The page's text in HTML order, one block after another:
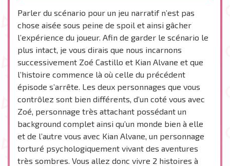
Parler du scénario pour un jeu narratif n’est pas
chose aisée sous peine de spoil et ainsi gâcher
l’expérience du joueur. Afin de garder le scénario le
plus intact, je vous dirais que nous incarnons
successivement Zoé Castillo et Kian Alvane et que
l’histoire commence là où celle du précédent
épisode s’arrête. Les deux personnages que vous
contrôlez sont bien différents, d’un coté vous avec
Zoé, personnage très attachant possédant un
background complet ainsi qu’un monde bien à elle
et de l’autre vous avec Kian Alvane, un personnage
torturé psychologiquement vivant des aventures
très sombres. Vous allez donc vivre 2 histoires à